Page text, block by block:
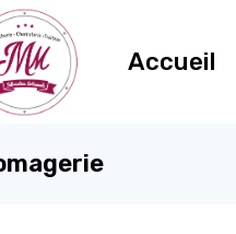
Accueil